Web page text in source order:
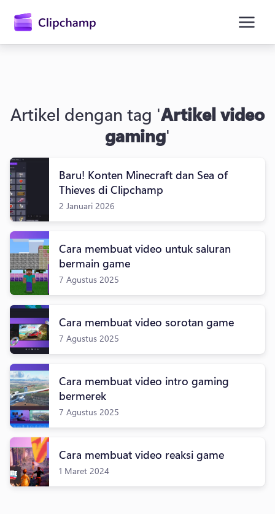
utama
Masuk
Coba gratis
Artikel dengan tag 'Artikel video
gaming'
Baru! Konten Minecraft dan Sea of ​​
Thieves di Clipchamp
2 Januari 2026
Cara membuat video untuk saluran
bermain game
7 Agustus 2025
Cara membuat video sorotan game
7 Agustus 2025
Cara membuat video intro gaming
bermerek
7 Agustus 2025
Cara membuat video reaksi game
1 Maret 2024